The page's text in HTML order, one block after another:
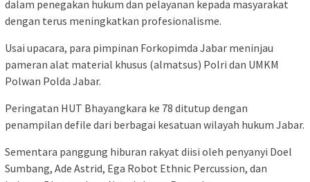
dalam penegakan hukum dan pelayanan kepada masyarakat
dengan terus meningkatkan profesionalisme.
Usai upacara, para pimpinan Forkopimda Jabar meninjau
pameran alat material khusus (almatsus) Polri dan UMKM
Polwan Polda Jabar.
Peringatan HUT Bhayangkara ke 78 ditutup dengan
penampilan defile dari berbagai kesatuan wilayah hukum Jabar.
Sementara panggung hiburan rakyat diisi oleh penyanyi Doel
Sumbang, Ade Astrid, Ega Robot Ethnic Percussion, dan